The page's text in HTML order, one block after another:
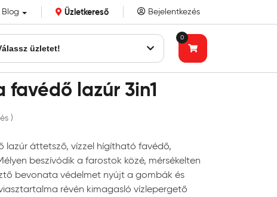
Blog Üzletkereső Bejelentkezés
üzletet!
0
eddigi bizalmát!
favédő lazúr 3in1
)
lazúr áttetsző, vízzel hígítható favédő,
beszívódik a farostok közé, mérsékelten
bevonata védelmet nyújt a gombák és
révén kimagasló vízlepergető